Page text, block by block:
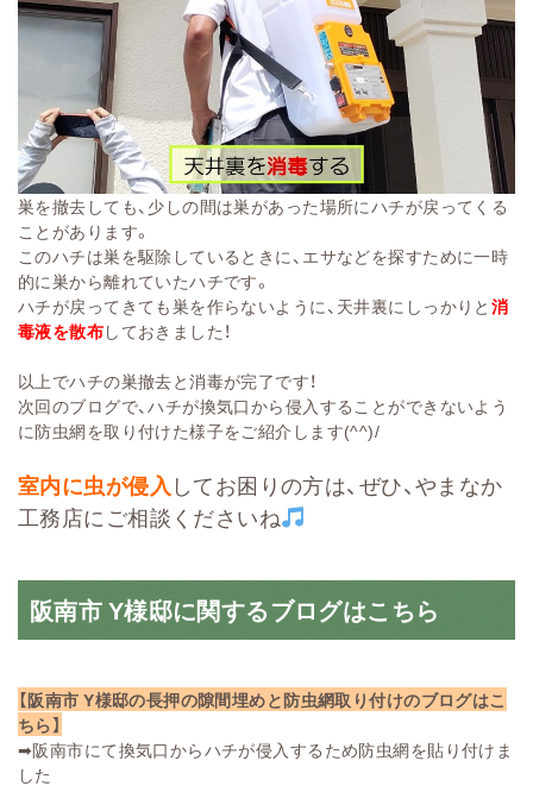
巣を撤去しても、少しの間は巣があった場所にハチが戻ってくる
ことがあります。
このハチは巣を駆除しているときに、エサなどを探すために一時
的に巣から離れていたハチです。
ハチが戻ってきても巣を作らないように、天井裏にしっかりと 消
毒液を散布しておきました！
以上でハチの巣撤去と消毒が完了です！
次回のブログで、ハチが換気口から侵入することができないよう
に防虫網を取り付けた様子をご紹介します(^^)/
室内に虫が侵入してお困りの方は、ぜひ、やまなか
工務店にご相談くださいね
阪南市 Y様邸に関するブログはこちら
【阪南市 Y様邸の長押の隙間埋めと防虫網取り付けのブログはこ
ちら】
➡阪南市にて換気口からハチが侵入するため防虫網を貼り付けま
した